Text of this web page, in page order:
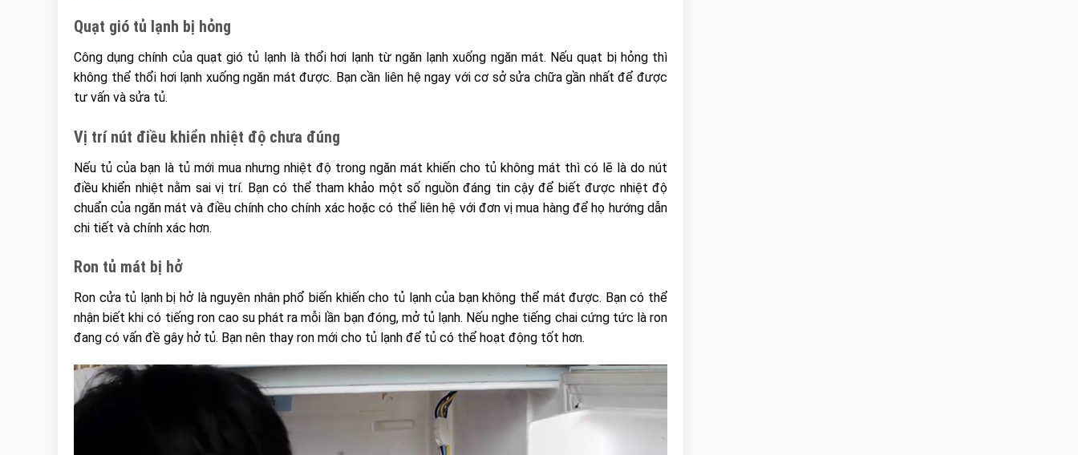
Quạt gió tủ lạnh bị hỏng
Công dụng chính của quạt gió tủ lạnh là thổi hơi lạnh từ ngăn lạnh xuống ngăn mát. Nếu quạt bị hỏng thì
không thể thổi hơi lạnh xuống ngăn mát được. Bạn cần liên hệ ngay với cơ sở sửa chữa gần nhất để được
tư vấn và sửa tủ.
Vị trí nút điều khiển nhiệt độ chưa đúng
Nếu tủ của bạn là tủ mới mua nhưng nhiệt độ trong ngăn mát khiến cho tủ không mát thì có lẽ là do nút
điều khiển nhiệt nằm sai vị trí. Bạn có thể tham khảo một số nguồn đáng tin cậy để biết được nhiệt độ
chuẩn của ngăn mát và điều chính cho chính xác hoặc có thể liên hệ với đơn vị mua hàng để họ hướng dẫn
chi tiết và chính xác hơn.
Ron tủ mát bị hở
Ron cửa tủ lạnh bị hở là nguyên nhân phổ biến khiến cho tủ lạnh của bạn không thể mát được. Bạn có thể
nhận biết khi có tiếng ron cao su phát ra mỗi lần bạn đóng, mở tủ lạnh. Nếu nghe tiếng chai cứng tức là ron
đang có vấn đề gây hở tủ. Bạn nên thay ron mới cho tủ lạnh để tủ có thể hoạt động tốt hơn.